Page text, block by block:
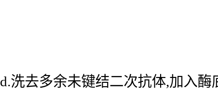
d.洗去多余未键结二次抗体,加入